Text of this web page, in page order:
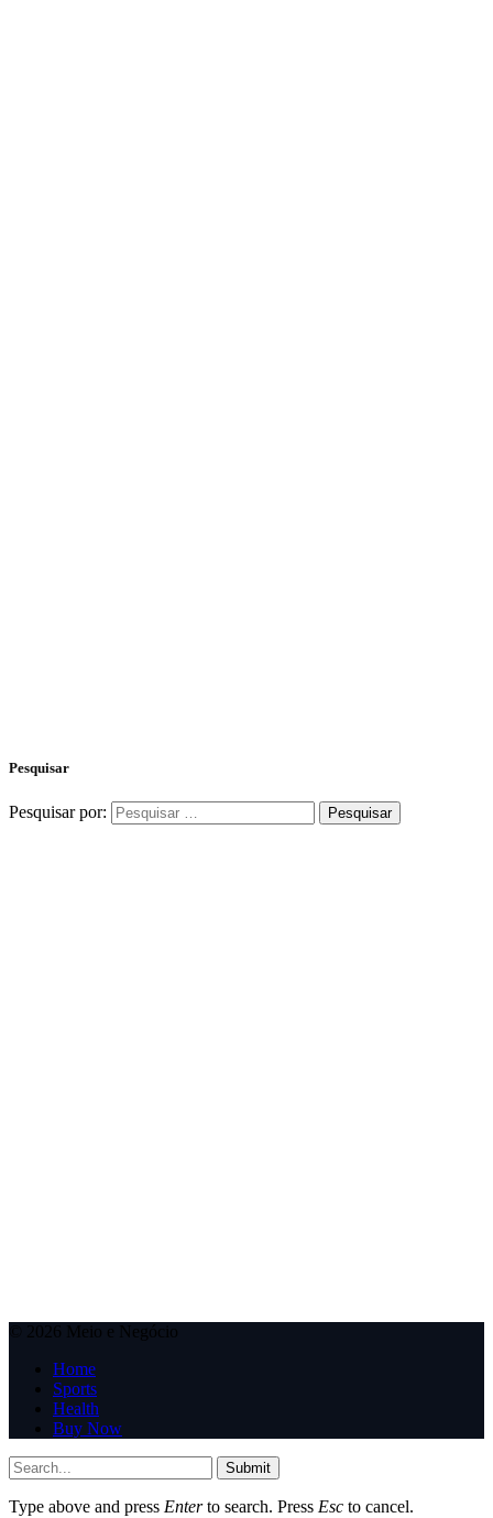
Pesquisar
Pesquisar por:
© 2026 Meio e Negócio
Home
Sports
Health
Buy Now
Submit
Type above and press Enterto search. Press Esc to cancel.